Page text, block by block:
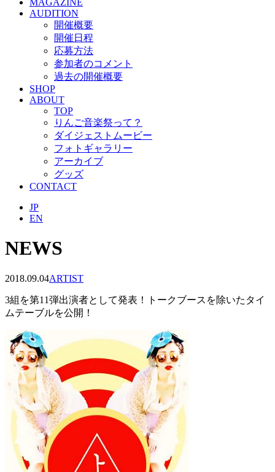
AUDITION
開催概要
開催日程
応募方法
参加者のコメント
過去の開催概要
SHOP
ABOUT
TOP
りんご音楽祭って？
ダイジェストムービー
フォトギャラリー
アーカイブ
グッズ
CONTACT
JP
EN
NEWS
2018.09.04ARTIST
3組を第11弾出演者として発表！トークブースを除いたタイ
ムテーブルを公開！